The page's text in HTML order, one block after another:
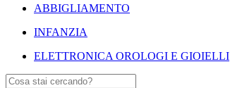
ABBIGLIAMENTO
INFANZIA
ELETTRONICA OROLOGI E GIOIELLI